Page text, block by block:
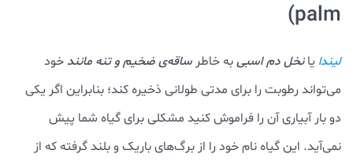
palm)
لیندا یانخل دم اسبیبه خاطر ساقه‌ی ضخیم و تنه مانندخود
می‌تواند رطوبت را برای مدتی طولانی ذخیره کند؛ بنابراین اگر یکی
دو بار آبیاری آن را فراموش کنید مشکلی برای گیاه شما پیش
نمی‌آید. این گیاه نام خود را از برگ‌های باریک و بلند گرفته که از